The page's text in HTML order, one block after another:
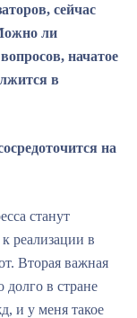
сейчас
ли
начатое
в
на
станут
реализации в
Вторая важная
долго в стране
и у меня такое